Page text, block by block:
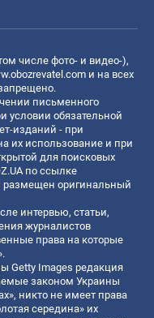
числе фото- и видео-),
и на всех
письменного
условии обязательной
изданий - при
их использование и при
для поисковых
по ссылке
размещен оригинальный
интервью, статьи,
журналистов
права на которые
Getty Images редакция
законом Украины
никто не имеет права
середина» их